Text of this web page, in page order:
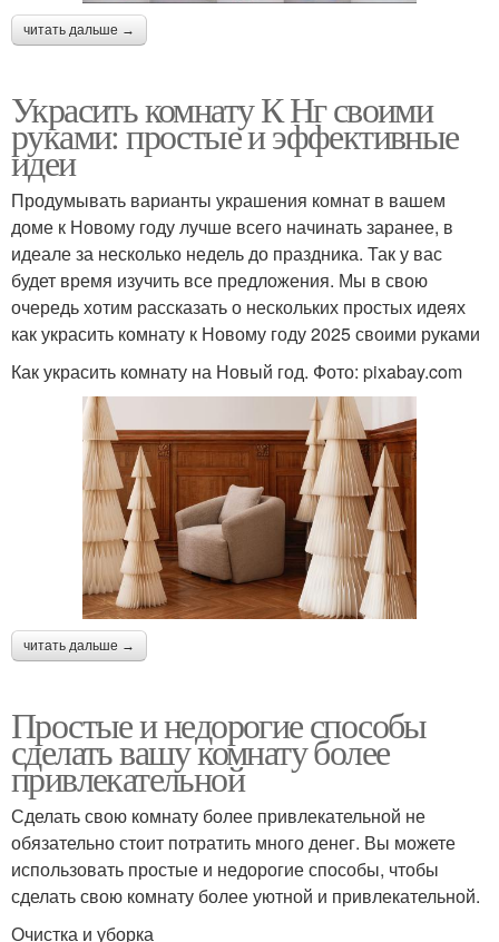
читать дальше →
Украсить комнату К Нг своими
руками: простые и эффективные
идеи
Продумывать варианты украшения комнат в вашем
доме к Новому году лучше всего начинать заранее, в
идеале за несколько недель до праздника. Так у вас
будет время изучить все предложения. Мы в свою
очередь хотим рассказать о нескольких простых идеях
как украсить комнату к Новому году 2025 своими руками
Как украсить комнату на Новый год. Фото: pixabay.com
читать дальше →
Простые и недорогие способы
сделать вашу комнату более
привлекательной
Сделать свою комнату более привлекательной не
обязательно стоит потратить много денег. Вы можете
использовать простые и недорогие способы, чтобы
сделать свою комнату более уютной и привлекательной.
Очистка и уборка